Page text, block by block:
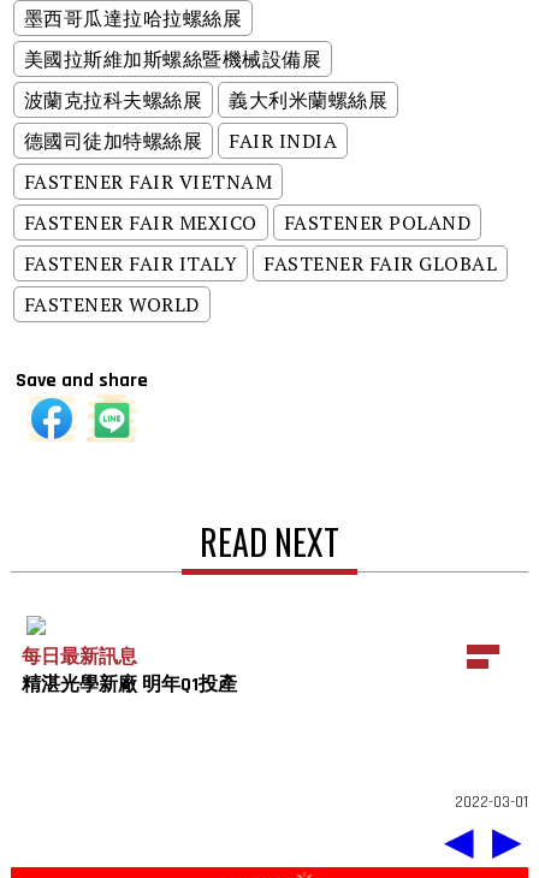
墨西哥瓜達拉哈拉螺絲展
美國拉斯維加斯螺絲暨機械設備展
波蘭克拉科夫螺絲展
義大利米蘭螺絲展
德國司徒加特螺絲展
FAIR INDIA
FASTENER FAIR VIETNAM
FASTENER FAIR MEXICO
FASTENER POLAND
FASTENER FAIR ITALY
FASTENER FAIR GLOBAL
FASTENER WORLD
Save and share
READ NEXT
每日最新訊息
精湛光學新廠 明年Q1投產
2022-03-01
◀ ▶